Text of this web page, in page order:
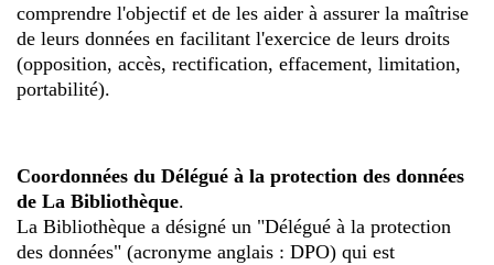
comprendre l'objectif et de les aider à assurer la maîtrise
de leurs données en facilitant l'exercice de leurs droits
(opposition, accès, rectification, effacement, limitation,
portabilité).
Coordonnées du Délégué à la protection des données
de La Bibliothèque.
La Bibliothèque a désigné un "Délégué à la protection
des données" (acronyme anglais : DPO) qui est